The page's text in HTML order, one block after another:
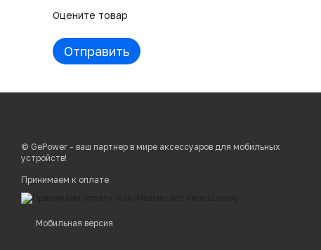
Оцените товар
Отправить
© GePower - ваш партнер в мире аксессуаров для мобильных
устройств!
Принимаем к оплате
Мобильная версия